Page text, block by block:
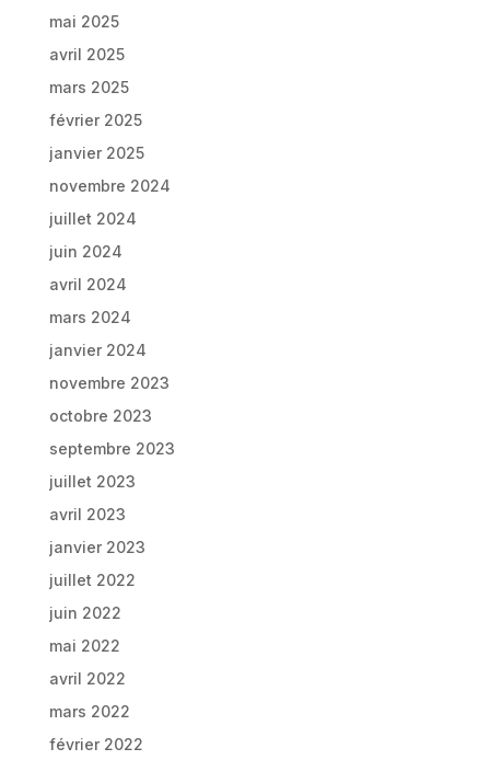
mai 2025
avril 2025
mars 2025
février 2025
janvier 2025
novembre 2024
juillet 2024
juin 2024
avril 2024
mars 2024
janvier 2024
novembre 2023
octobre 2023
septembre 2023
juillet 2023
avril 2023
janvier 2023
juillet 2022
juin 2022
mai 2022
avril 2022
mars 2022
février 2022